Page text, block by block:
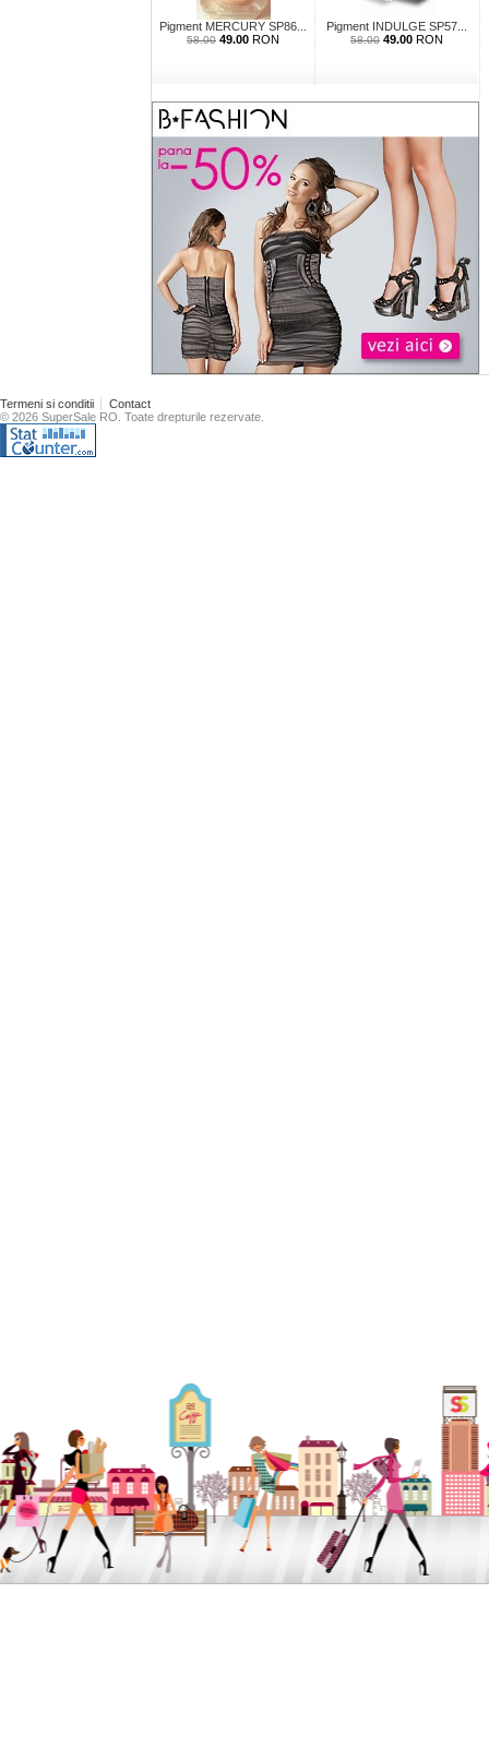
Pigment MERCURY SP86...
58.00 49.00 RON
Pigment INDULGE SP57...
58.00 49.00 RON
Termeni si conditii
Contact
© 2026 SuperSale RO. Toate drepturile rezervate.